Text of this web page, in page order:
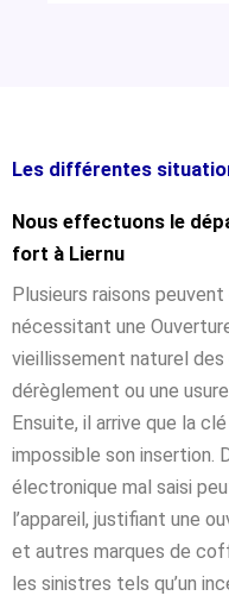
Les différentes
Nous effectuons le
fort à Liernu
Plusieurs raisons
nécessitant une
vieillissement naturel
dérèglement ou une
Ensuite, il arrive que la
impossible son insertion.
électronique mal saisi
l’appareil, justifiant une
et autres marques de
les sinistres tels qu’un